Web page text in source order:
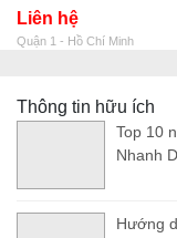
Liên hệ
Quận 1 - Hồ Chí Minh
Thông tin hữu ích
Top 10
Nhanh
Hướng